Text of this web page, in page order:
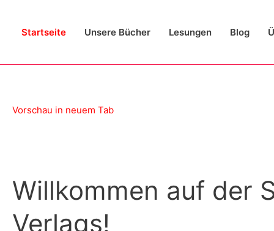
Startseite Unsere Bücher Lesungen Blog
Vorschau in neuem Tab
Willkommen auf der
Verlags!